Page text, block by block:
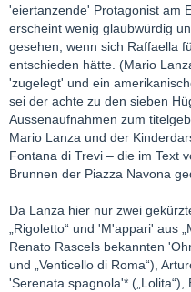
'eiertanzende' Protagonist am
erscheint wenig glaubwürdig
gesehen, wenn sich Raffaella
entschieden hätte. (Mario
'zugelegt' und ein
sei der achte zu den sieben
Aussenaufnahmen zum
Mario Lanza und der
Fontana di Trevi – die im Text
Brunnen der Piazza Navona
Da Lanza hier nur zwei
„Rigoletto“ und 'M'appari' aus
Renato Rascels bekannten
und „Venticello di Roma“),
'Serenata spagnola'*